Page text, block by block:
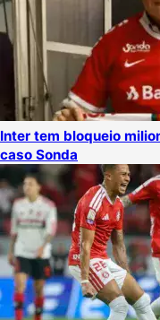
Inter tem bloqueio
caso Sonda